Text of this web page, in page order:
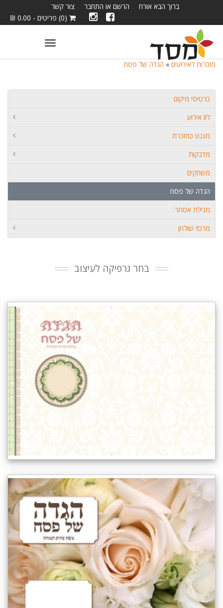
ברוך הבא אורח הרשם או התחבר
צור קשר
(0) פריטים - 0.00 ₪
Toggle
מזכרות לאירועים » הגדה של פסח
כרטיסי מיקום
לוז אירוע
מגנט כמזכרת
מדבקות
משחקים
הגדה של פסח
מגילת אסתר
מרכזי שולחן
בחר גרפיקה לעיצוב